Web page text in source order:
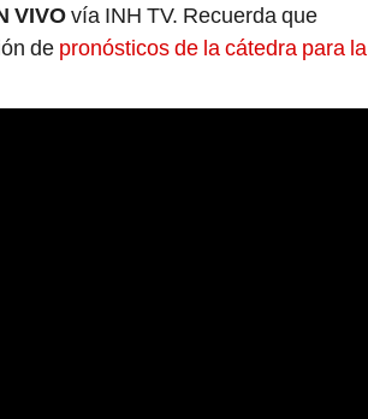
VIVOvía INH TV. Recuerda que
de pronósticos de la cátedra para la